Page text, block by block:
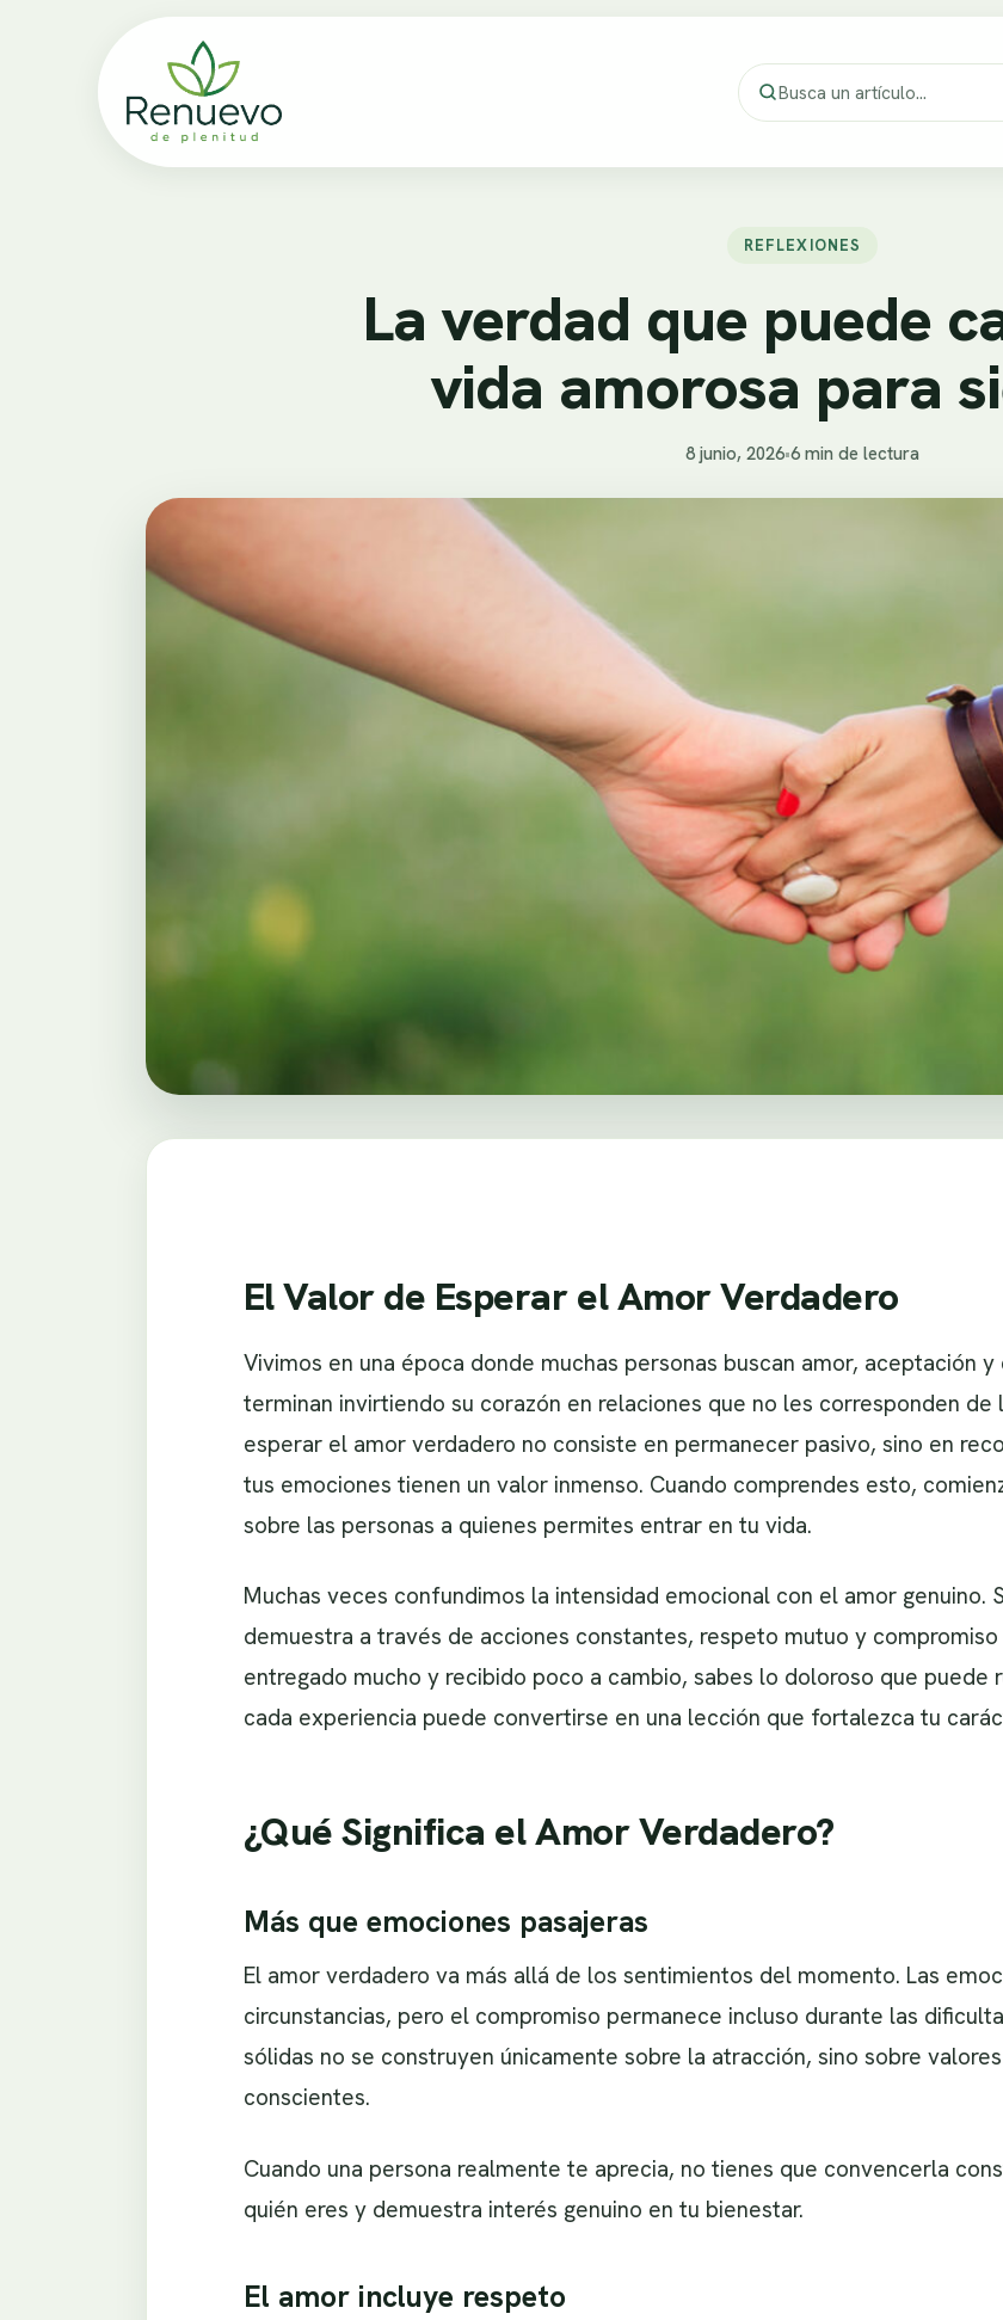
REFLEXIONES
La verdad que puede
vida amorosa para
8 junio, 2026•6 min de lectura
El Valor de Esperar el Amor Verdadero
Vivimos en una época donde muchas personas buscan amor, aceptación
terminan invirtiendo su corazón en relaciones que no les corresponden de
esperar el amor verdadero no consiste en permanecer pasivo, sino en
tus emociones tienen un valor inmenso. Cuando comprendes esto,
sobre las personas a quienes permites entrar en tu vida.
Muchas veces confundimos la intensidad emocional con el amor genuino.
demuestra a través de acciones constantes, respeto mutuo y compromiso
entregado mucho y recibido poco a cambio, sabes lo doloroso que puede
cada experiencia puede convertirse en una lección que fortalezca tu
¿Qué Significa el Amor Verdadero?
Más que emociones pasajeras
El amor verdadero va más allá de los sentimientos del momento. Las
circunstancias, pero el compromiso permanece incluso durante las
sólidas no se construyen únicamente sobre la atracción, sino sobre
conscientes.
Cuando una persona realmente te aprecia, no tienes que convencerla
quién eres y demuestra interés genuino en tu bienestar.
El amor incluye respeto